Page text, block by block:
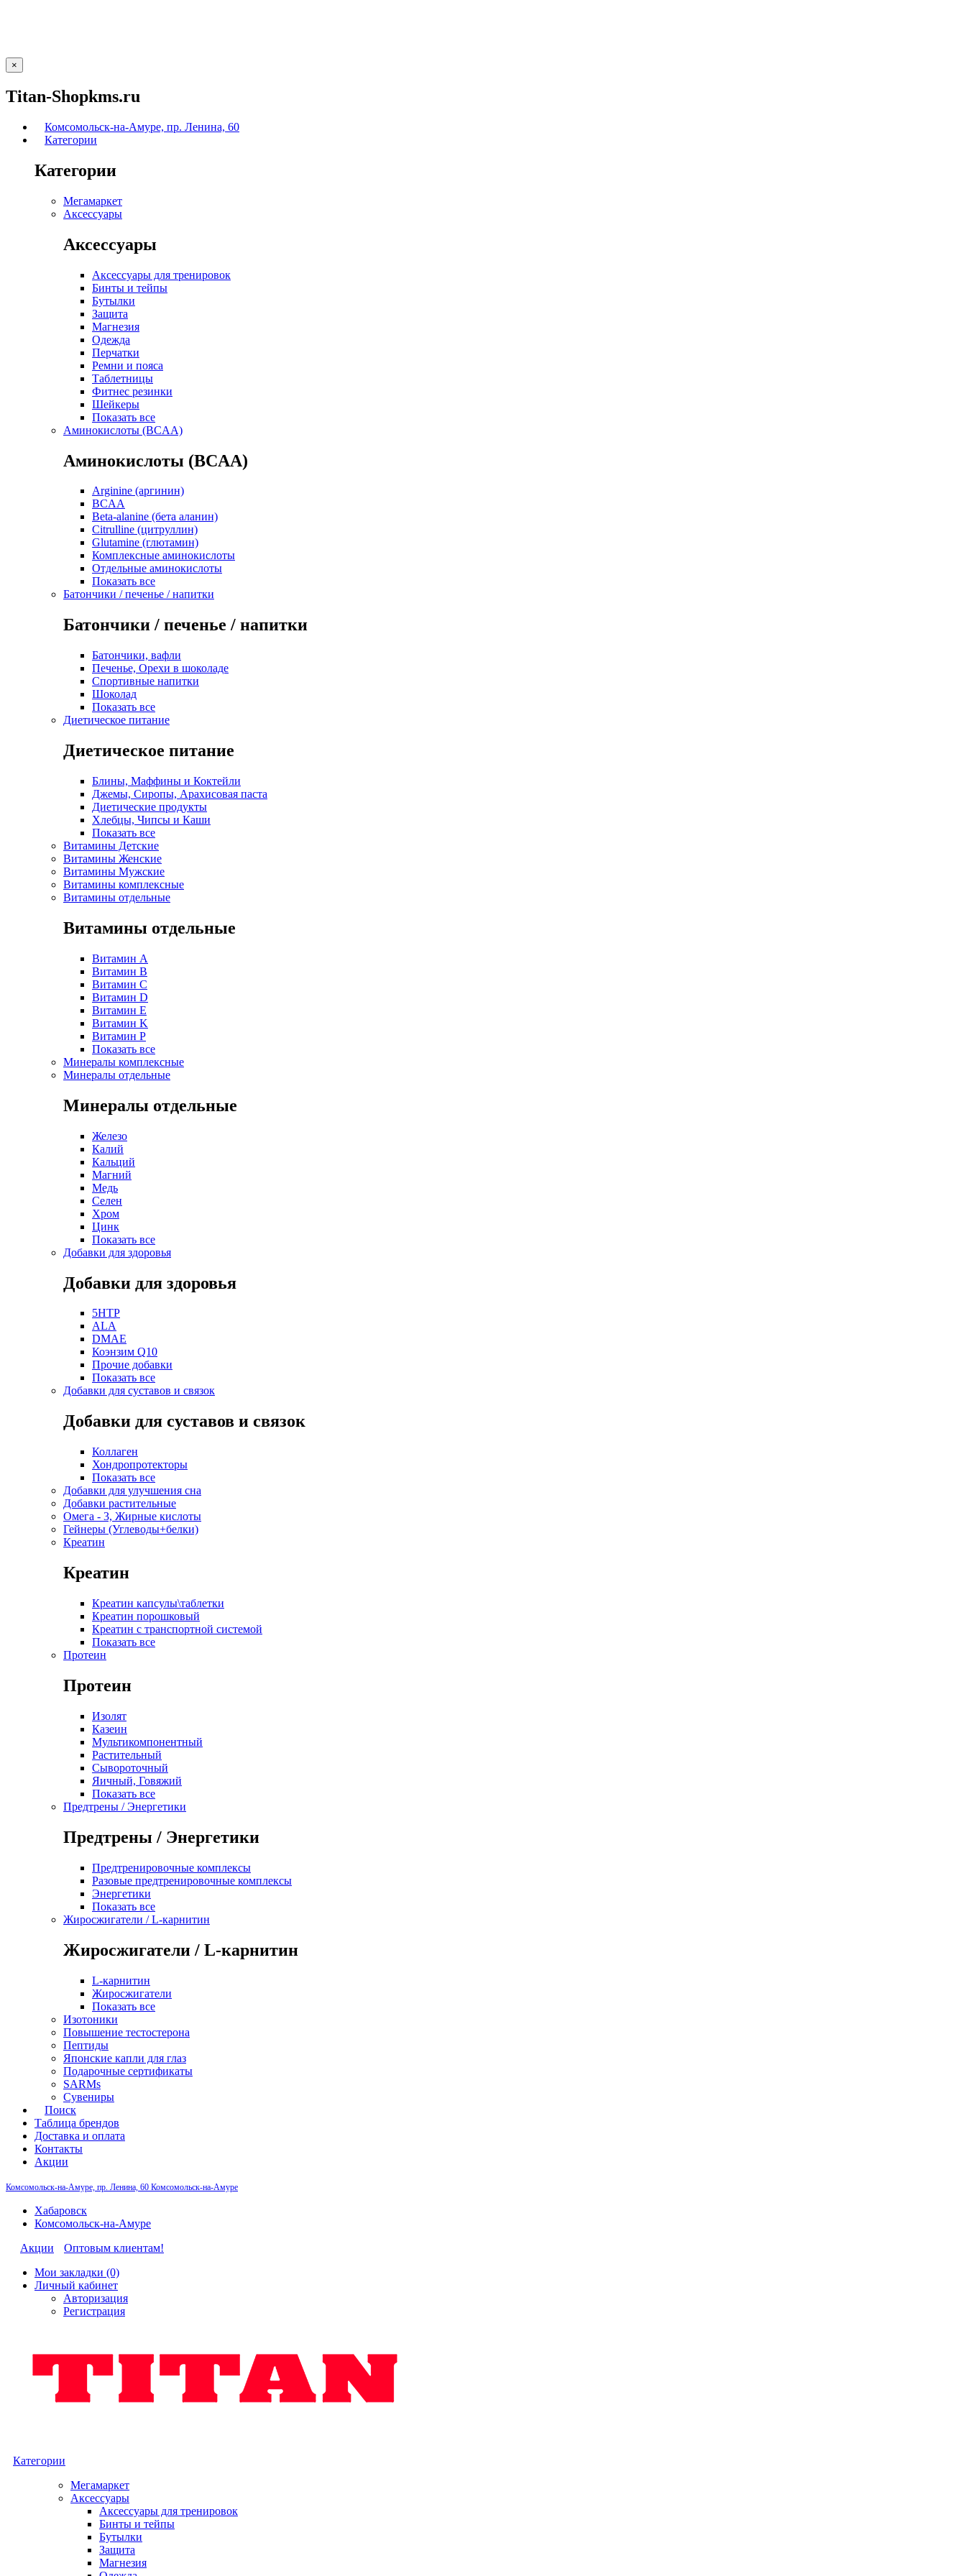
×
Titan-Shopkms.ru
Комсомольск-на-Амуре, пр. Ленина, 60
Категории
Категории
Мегамаркет
Аксессуары
Аксессуары
Аксессуары для тренировок
Бинты и тейпы
Бутылки
Защита
Магнезия
Одежда
Перчатки
Ремни и пояса
Таблетницы
Фитнес резинки
Шейкеры
Показать все
Аминокислоты (BCAA)
Аминокислоты (BCAA)
Arginine (аргинин)
BCAA
Beta-alanine (бета аланин)
Citrulline (цитруллин)
Glutamine (глютамин)
Комплексные аминокислоты
Отдельные аминокислоты
Показать все
Батончики / печенье / напитки
Батончики / печенье / напитки
Батончики, вафли
Печенье, Орехи в шоколаде
Спортивные напитки
Шоколад
Показать все
Диетическое питание
Диетическое питание
Блины, Маффины и Коктейли
Джемы, Сиропы, Арахисовая паста
Диетические продукты
Хлебцы, Чипсы и Каши
Показать все
Витамины Детские
Витамины Женские
Витамины Мужские
Витамины комплексные
Витамины отдельные
Витамины отдельные
Витамин A
Витамин B
Витамин C
Витамин D
Витамин E
Витамин K
Витамин P
Показать все
Минералы комплексные
Минералы отдельные
Минералы отдельные
Железо
Калий
Кальций
Магний
Медь
Селен
Хром
Цинк
Показать все
Добавки для здоровья
Добавки для здоровья
5HTP
ALA
DMAE
Коэнзим Q10
Прочие добавки
Показать все
Добавки для суставов и связок
Добавки для суставов и связок
Коллаген
Хондропротекторы
Показать все
Добавки для улучшения сна
Добавки растительные
Омега - 3, Жирные кислоты
Гейнеры (Углеводы+белки)
Креатин
Креатин
Креатин капсулы\таблетки
Креатин порошковый
Креатин с транспортной системой
Показать все
Протеин
Протеин
Изолят
Казеин
Мультикомпонентный
Растительный
Сывороточный
Яичный, Говяжий
Показать все
Предтрены / Энергетики
Предтрены / Энергетики
Предтренировочные комплексы
Разовые предтренировочные комплексы
Энергетики
Показать все
Жиросжигатели / L-карнитин
Жиросжигатели / L-карнитин
L-карнитин
Жиросжигатели
Показать все
Изотоники
Повышение тестостерона
Пептиды
Японские капли для глаз
Подарочные сертификаты
SARMs
Сувениры
Поиск
Таблица брендов
Доставка и оплата
Контакты
Акции
Комсомольск-на-Амуре, пр. Ленина, 60 Комсомольск-на-Амуре
Хабаровск
Комсомольск-на-Амуре
Акции
Оптовым клиентам!
Мои закладки (0)
Личный кабинет
Авторизация
Регистрация
Категории
Мегамаркет
Аксессуары
Аксессуары для тренировок
Бинты и тейпы
Бутылки
Защита
Магнезия